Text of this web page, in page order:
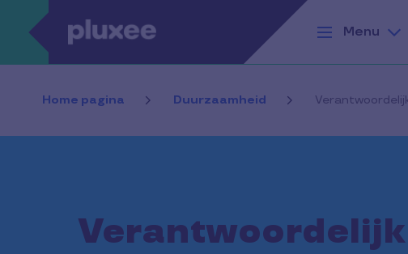
Overslaan en naar de inhoud gaan
Menu
Home pagina Duurzaamheid
Verantwoordelijk